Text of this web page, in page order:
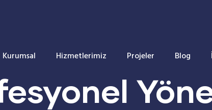
Kurumsal Hizmetlerimiz Projeler Blog